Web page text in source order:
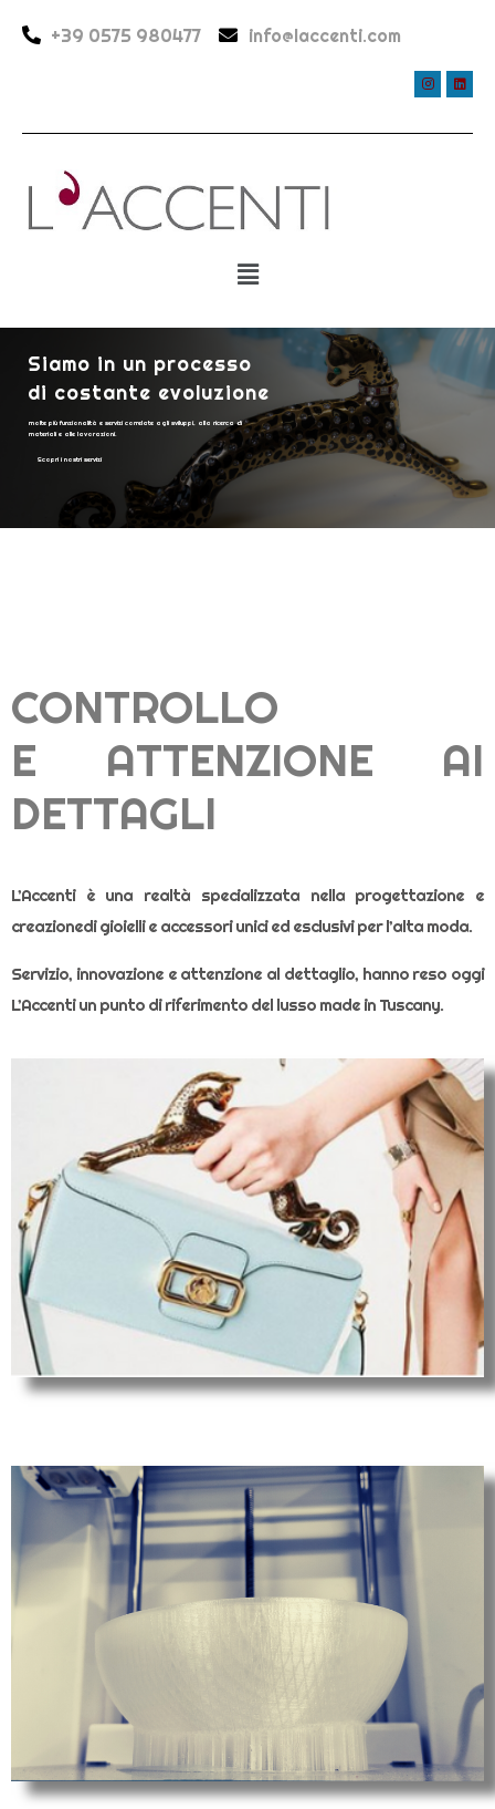
+39 0575 980477 info@laccenti.com
CONTROLLO
E ATTENZIONE AI
DETTAGLI
L’Accenti è una realtà specializzata nella progettazione e
creazionedi gioielli e accessori unici ed esclusivi per l’alta moda.
Servizio, innovazione e attenzione al dettaglio, hanno reso oggi
L’Accenti un punto di riferimento del lusso made in Tuscany.